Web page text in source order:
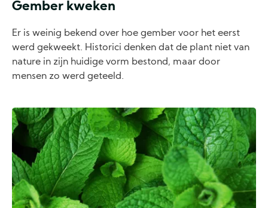
Gember kweken
Er is weinig bekend over hoe gember voor het eerst
werd gekweekt. Historici denken dat de plant niet van
nature in zijn huidige vorm bestond, maar door
mensen zo werd geteeld.